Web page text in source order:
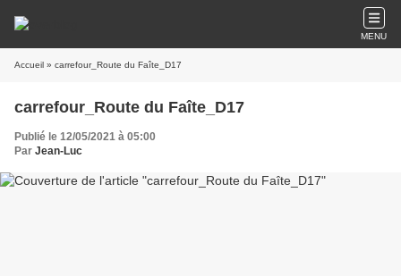
MENU
Accueil » carrefour_Route du Faîte_D17
carrefour_Route du Faîte_D17
Publié le 12/05/2021 à 05:00
Par Jean-Luc